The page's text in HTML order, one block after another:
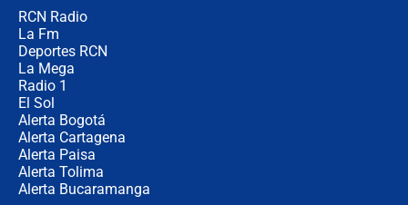
RCN Radio
La Fm
Deportes RCN
La Mega
Radio 1
El Sol
Alerta Bogotá
Alerta Cartagena
Alerta Paisa
Alerta Tolima
Alerta Bucaramanga